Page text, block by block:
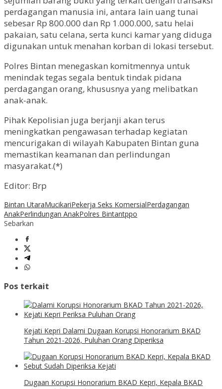
perdagangan manusia ini, antara lain uang tunai
sebesar Rp 800.000 dan Rp 1.000.000, satu helai
pakaian, satu celana, serta kunci kamar yang diduga
digunakan untuk menahan korban di lokasi tersebut.
Polres Bintan menegaskan komitmennya untuk
menindak tegas segala bentuk tindak pidana
perdagangan orang, khususnya yang melibatkan
anak-anak.
Pihak Kepolisian juga berjanji akan terus
meningkatkan pengawasan terhadap kegiatan
mencurigakan di wilayah Kabupaten Bintan guna
memastikan keamanan dan perlindungan
masyarakat.(*)
Editor: Brp
Bintan UtaraMucikariPekerja Seks KomersialPerdagangan
AnakPerlindungan AnakPolres Bintantppo
Sebarkan
Pos terkait
Kejati Kepri Dalami Dugaan Korupsi Honorarium BKAD
Tahun 2021-2026, Puluhan Orang Diperiksa
Dugaan Korupsi Honorarium BKAD Kepri, Kepala BKAD